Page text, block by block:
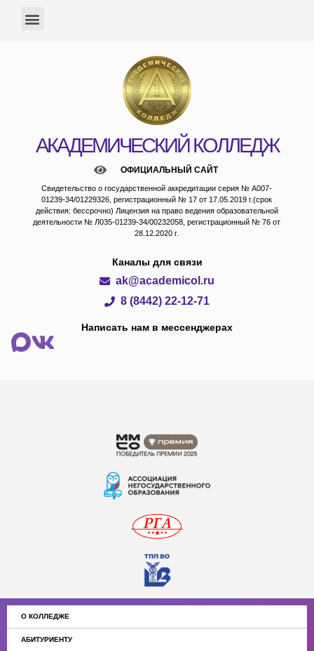
АКАДЕМИЧЕСКИЙ КОЛЛЕДЖ
ОФИЦИАЛЬНЫЙ САЙТ
Свидетельство о государственной аккредитации серия № А007-
01239-34/01229326, регистрационный № 17 от 17.05.2019 г.(срок
действия: бессрочно) Лицензия на право ведения образовательной
деятельности № Л035-01239-34/00232058, регистрационный № 76 от
28.12.2020 г.
Каналы для связи
ak@academicol.ru
8 (8442) 22-12-71
Написать нам в мессенджерах
О КОЛЛЕДЖЕ
АБИТУРИЕНТУ